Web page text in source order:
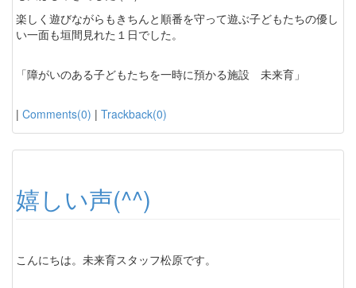
楽しく遊びながらもきちんと順番を守って遊ぶ子どもたちの優し
い一面も垣間見れた１日でした。
「障がいのある子どもたちを一時に預かる施設 未来育」
| Comments(0) | Trackback(0)
嬉しい声(^^)
こんにちは。未来育スタッフ松原です。